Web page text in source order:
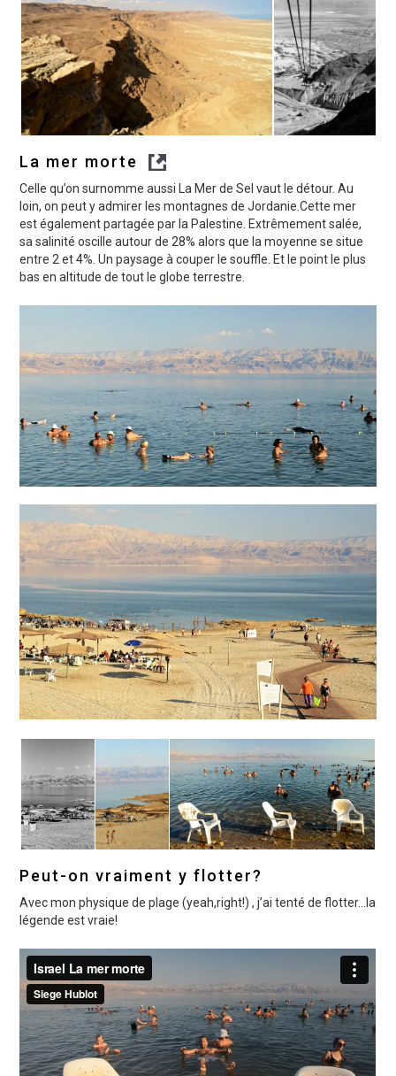
La mer morte
Celle qu’on surnomme aussi La Mer de Sel vaut le détour. Au
loin, on peut y admirer les montagnes de Jordanie.Cette mer
est également partagée par la Palestine. Extrêmement salée,
sa salinité oscille autour de 28% alors que la moyenne se situe
entre 2 et 4%. Un paysage à couper le souffle. Et le point le plus
bas en altitude de tout le globe terrestre.
Peut-on vraiment y flotter?
Avec mon physique de plage (yeah,right!) , j’ai tenté de flotter…la
légende est vraie!